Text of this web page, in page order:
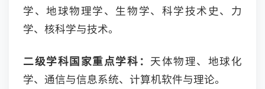
学、地球物理学、生物学、科学技术史、力
学、核科学与技术。
二级学科国家重点学科： 天体物理、地球化
学、通信与信息系统、计算机软件与理论。